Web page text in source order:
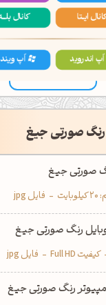
کدهای کپی شده این
کانال تلگرام کپل‌آرت
صورتی جیغ
صورتی جیغ
- فایل jpg
رنگ صورتی جیغ
کیفیت Full HD - فایل jpg
رنگ صورتی جیغ
ایــتا کانال
اَپ